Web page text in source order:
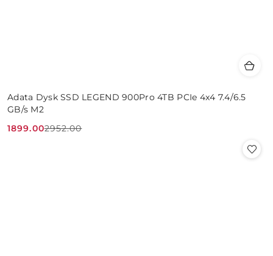
Adata Dysk SSD LEGEND 900Pro 4TB PCIe 4x4 7.4/6.5
GB/s M2
Cena
1899.00
Cena
2952.00